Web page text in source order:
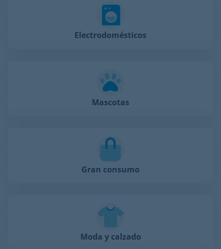
Electrodomésticos
Mascotas
Gran consumo
Moda y calzado